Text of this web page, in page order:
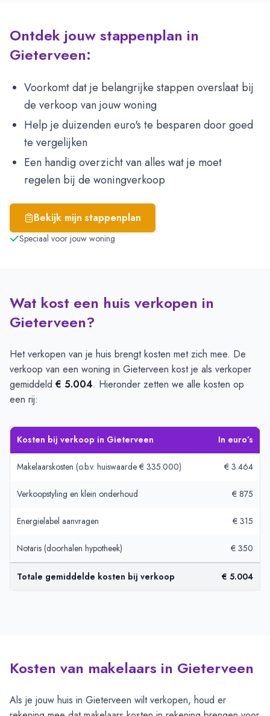
Ontdek jouw stappenplan in
Gieterveen:
Voorkomt dat je belangrijke stappen overslaat bij
de verkoop van jouw woning
Help je duizenden euro's te besparen door goed
te vergelijken
Een handig overzicht van alles wat je moet
regelen bij de woningverkoop
Bekijk mijn stappenplan
Speciaal voor jouw woning
Wat kost een huis verkopen in
Gieterveen?
Het verkopen van je huis brengt kosten met zich mee. De
verkoop van een woning in Gieterveen kost je als verkoper
gemiddeld € 5.004. Hieronder zetten we alle kosten op
een rij:
Kosten bij verkoop in Gieterveen In euro’s
Makelaarskosten (o.b.v. huiswaarde € 335.000) € 3.464
Verkoopstyling en klein onderhoud € 875
Energielabel aanvragen € 315
Notaris (doorhalen hypotheek) € 350
Totale gemiddelde kosten bij verkoop € 5.004
Kosten van makelaars in Gieterveen
Als je jouw huis in Gieterveen wilt verkopen, houd er